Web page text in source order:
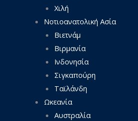
Χιλή
Νοτιοανατολική Ασία
Βιετνάμ
Βιρμανία
Ινδονησία
Σιγκαπούρη
Ταϊλάνδη
Ωκεανία
Αυστραλία